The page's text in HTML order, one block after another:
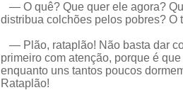
— O quê? Que quer ele agora?
distribua colchões pelos pobres? O
— Plão, rataplão! Não basta dar
primeiro com atenção, porque é
enquanto uns tantos poucos
Rataplão!